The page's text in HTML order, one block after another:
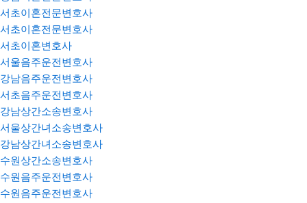
서초이혼전문변호사
서초이혼전문변호사
서초이혼변호사
서울음주운전변호사
강남음주운전변호사
서초음주운전변호사
강남상간소송변호사
서울상간녀소송변호사
강남상간녀소송변호사
수원상간소송변호사
수원음주운전변호사
수원음주운전변호사